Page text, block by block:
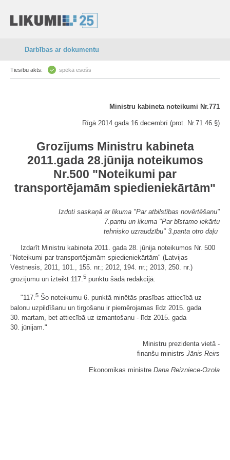
Darbības ar dokumentu
Tiesību akts: spēkā esošs
Ministru kabineta noteikumi Nr.771
Rīgā 2014.gada 16.decembrī (prot. Nr.71 46.§)
Grozījums Ministru kabineta
2011.gada 28.jūnija noteikumos
Nr.500 "Noteikumi par
transportējamām spiedieniekārtām"
Izdoti saskaņā ar likuma "Par atbilstības novērtēšanu"
7.pantu un likuma "Par bīstamo iekārtu
tehnisko uzraudzību" 3.panta otro daļu
Izdarīt Ministru kabineta 2011. gada 28. jūnija noteikumos Nr. 500
"Noteikumi par transportējamām spiedieniekārtām" (Latvijas
Vēstnesis, 2011, 101., 155. nr.; 2012, 194. nr.; 2013, 250. nr.)
grozījumu un izteikt 117.5 punktu šādā redakcijā:
"117.5 Šo noteikumu 6. punktā minētās prasības attiecībā uz
balonu uzpildīšanu un tirgošanu ir piemērojamas līdz 2015. gada
30. martam, bet attiecībā uz izmantošanu - līdz 2015. gada
30. jūnijam."
Ministru prezidenta vietā -
finanšu ministrs Jānis Reirs
Ekonomikas ministre Dana Reizniece-Ozola